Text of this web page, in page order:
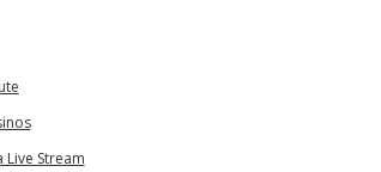
Live Stream